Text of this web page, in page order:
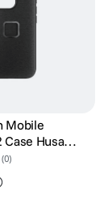
Mobile
15 Pro Max
(0)